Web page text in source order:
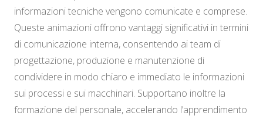
informazioni tecniche vengono comunicate e comprese.
Queste animazioni offrono vantaggi significativi in termini
di comunicazione interna, consentendo ai team di
progettazione, produzione e manutenzione di
condividere in modo chiaro e immediato le informazioni
sui processi e sui macchinari. Supportano inoltre la
formazione del personale, accelerando l’apprendimento